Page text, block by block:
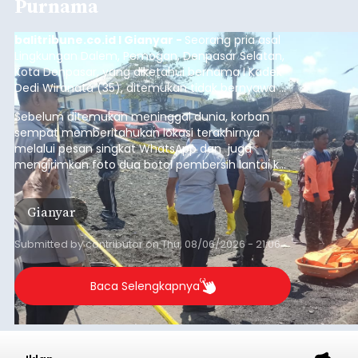
Purnama
balitribune.co.id I Gianyar - Seorang pria asal
Lingkungan Dalem, Pemogan, Denpasar Selatan,
Kota Denpasar, yang diketahui bernama I Kadek
Dedi Wiranata (35), ditemukan tidak bernyawa di
pesisir Pantai Purnama, Sukawati.
Sebelum ditemukan meninggal dunia, korban
sempat memberitahukan lokasi terakhirnya
melalui pesan singkat WhatsApp dan juga
mengirimkan foto dua botol pembersih lantai ke
istrinya.
Gianyar
Submitted bycontributoronThu, 08/06/2026 - 21:06
Baca Selengkapnya